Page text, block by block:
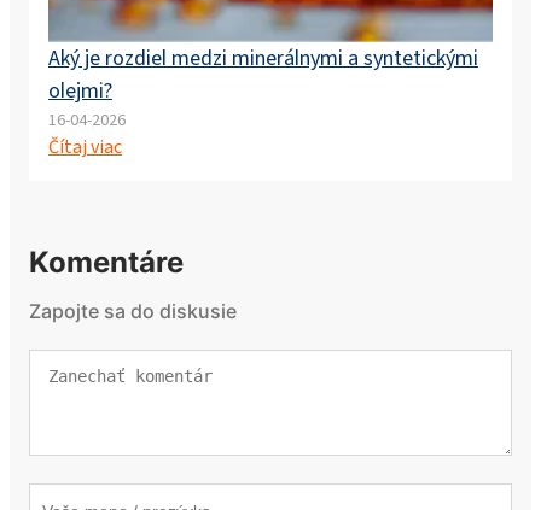
Aký je rozdiel medzi minerálnymi a syntetickými
olejmi?
16-04-2026
Čítaj viac
Komentáre
Zapojte sa do diskusie